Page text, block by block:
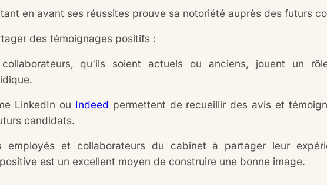
en avant ses réussites prouve sa notoriété auprès des futurs
des témoignages positifs :
qu'ils soient actuels ou anciens, jouent un
LinkedIn ou Indeed permettent de recueillir des avis et
candidats.
employés et collaborateurs du cabinet à partager leur
est un excellent moyen de construire une bonne image.